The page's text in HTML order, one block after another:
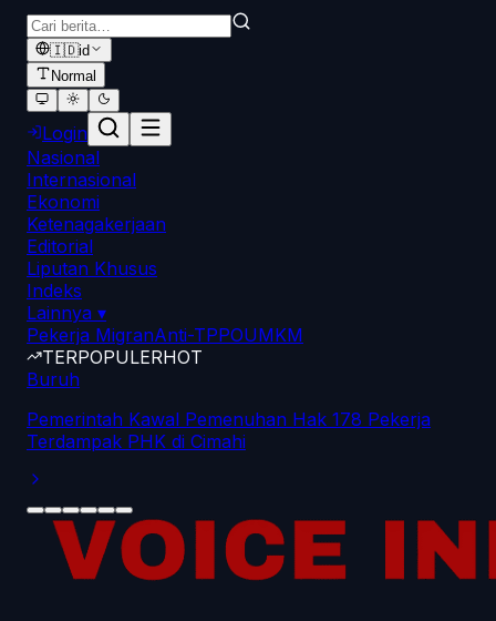
🇮🇩id
Normal
Login
Nasional
Internasional
Ekonomi
Ketenagakerjaan
Editorial
Liputan Khusus
Indeks
Lainnya ▾
Pekerja MigranAnti-TPPOUMKM
TERPOPULERHOT
Buruh
Pemerintah Kawal Pemenuhan Hak 178 Pekerja
Terdampak PHK di Cimahi